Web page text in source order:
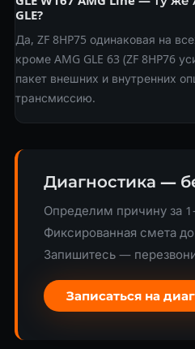
GLE?
Да, ZF 8HP75 одинаковая на
кроме AMG GLE 63 (ZF 8HP76
пакет внешних и внутренних
трансмиссию.
Диагностика —
Определим причину за
Фиксированная смета
Запишитесь —
Записаться на